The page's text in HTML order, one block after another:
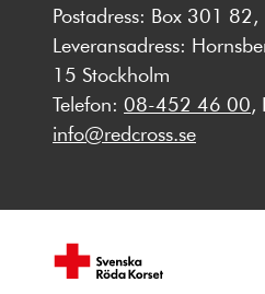
Postadress: Box 301
Leveransadress:
15 Stockholm
Telefon: 08-452 46 00,
info@redcross.se